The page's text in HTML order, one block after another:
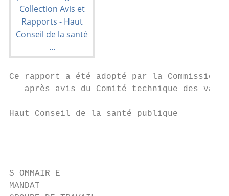
Ce rapport a été adopté par la Commission
après avis du Comité technique des
Haut Conseil de la santé
S OMMAIR E
MANDAT